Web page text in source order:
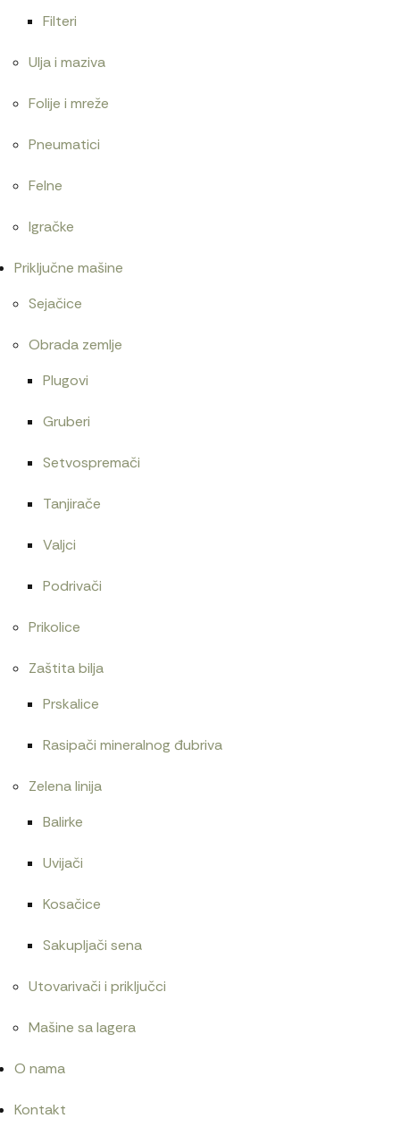
Filteri
Ulja i maziva
Folije i mreže
Pneumatici
Felne
Igračke
Priključne mašine
Sejačice
Obrada zemlje
Plugovi
Gruberi
Setvospremači
Tanjirače
Valjci
Podrivači
Prikolice
Zaštita bilja
Prskalice
Rasipači mineralnog đubriva
Zelena linija
Balirke
Uvijači
Kosačice
Sakupljači sena
Utovarivači i priključci
Mašine sa lagera
O nama
Kontakt